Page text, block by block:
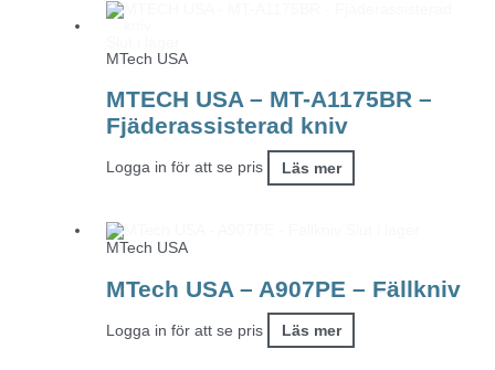
MTech USA
MTECH USA – MT-A1175BR –
Fjäderassisterad kniv
Logga in för att se pris Läs mer
MTech USA
MTech USA – A907PE – Fällkniv
Logga in för att se pris Läs mer